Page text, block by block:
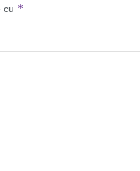
cu *